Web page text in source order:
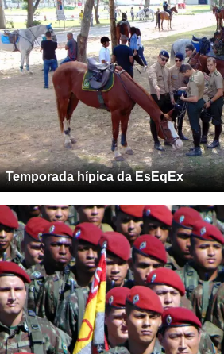
Temporada hípica da EsEqEx